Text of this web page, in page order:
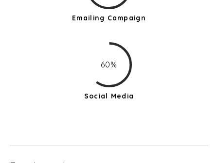
Emailing Campaign
60%
Social Media